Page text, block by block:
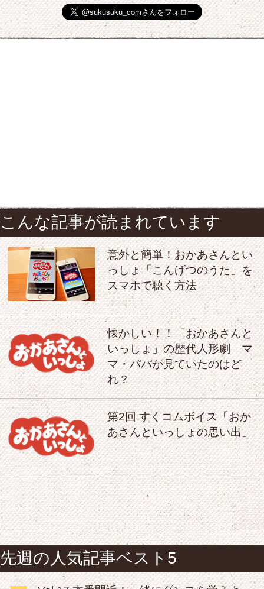
こんな記事が読まれています
意外と簡単！おかあさんとい
っしょ「こんげつのうた」を
スマホで聴く方法
懐かしい！！「おかあさんと
いっしょ」の歴代人形劇 マ
マ・パパが見ていたのはど
れ？
第2回 すくコムボイス「おか
あさんといっしょの思い出」
先週の人気記事ベスト5